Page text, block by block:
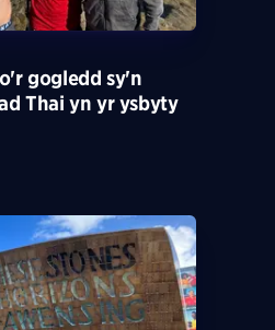
gogledd sy'n
Thai yn yr ysbyty